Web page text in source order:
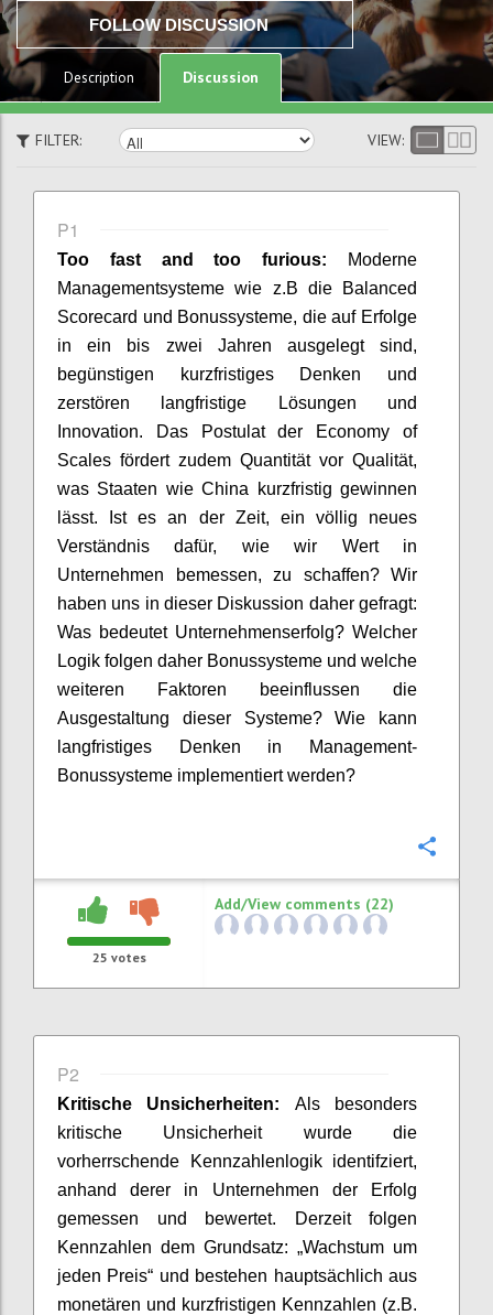
FOLLOW DISCUSSION
Description Discussion
FILTER: VIEW:
P1
Too fast and too furious: Moderne
Managementsysteme wie z.B die Balanced
Scorecard und Bonussysteme, die auf Erfolge
in ein bis
zwei Jahren ausgelegt sind,
begünstigen kurzfristiges Denken und
zerstören langfristige Lösungen und
Innovation. Das Postulat der
Economy of
Scales fördert zudem Quantität vor Qualität,
was Staaten wie China kurzfristig gewinnen
lässt. Ist es an der Zeit, ein völlig neues
Verständnis dafür, wie wir Wert in
Unternehmen bemessen, zu
schaffen?
Wir
haben uns in dieser Diskussion daher gefragt:
Was bedeutet Unternehmenserfolg? Welcher
Logik folgen daher Bonussysteme und welche
weiteren Faktoren beeinflussen die
Ausgestaltung dieser Systeme? Wie
kann
langfristiges Denken in Management-
Bonussysteme implementiert werden?
25 votes
Add/View comments (22)
P2
Kritische Unsicherheiten: Als besonders
kritische Unsicherheitwurde die
vorherrschende Kennzahlenlogik identifziert,
anhand derer in Unternehmen der Erfolg
gemessen und bewertet. Derzeit folgen
Kennzahlen dem Grundsatz: „Wachstum um
jeden Preis“ und bestehen hauptsächlich aus
monetären und kurzfristigen Kennzahlen (z.B.